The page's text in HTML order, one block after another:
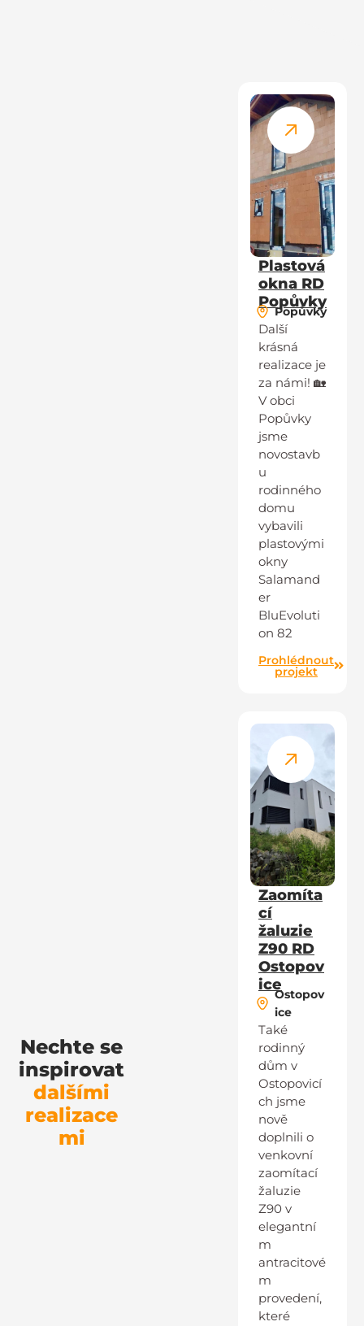
Nechte se
inspirovat
dalšími
realizace
mi
Plastová
okna RD
Popůvky
Popůvky
Další
krásná
realizace je
za námi! 🏡
V obci
Popůvky
jsme
novostavb
u
rodinného
domu
vybavili
plastovými
okny
Salamand
er
BluEvoluti
on 82
Prohlédnout
projekt
Zaomíta
cí
žaluzie
Z90 RD
Ostopov
ice
Ostopov
ice
Také
rodinný
dům v
Ostopovicí
ch jsme
nově
doplnili o
venkovní
zaomítací
žaluzie
Z90 v
elegantní
m
antracitové
m
provedení,
které